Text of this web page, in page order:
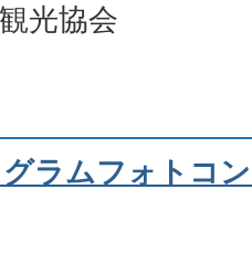
光協会
ラムフォトコ